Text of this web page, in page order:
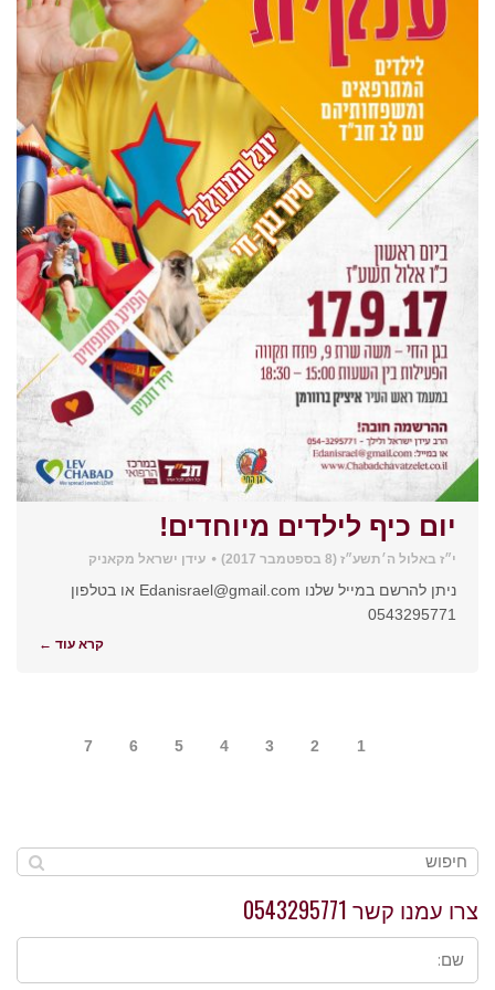
יום כיף לילדים מיוחדים!
י״ז באלול ה׳תשע״ז (8 בספטמבר 2017) עידן ישראל מקאניק
ניתן להרשם במייל שלנו Edanisrael@gmail.com או בטלפון
0543295771
קרא עוד ←
1
2
3
4
5
6
7
צרו עמנו קשר 0543295771